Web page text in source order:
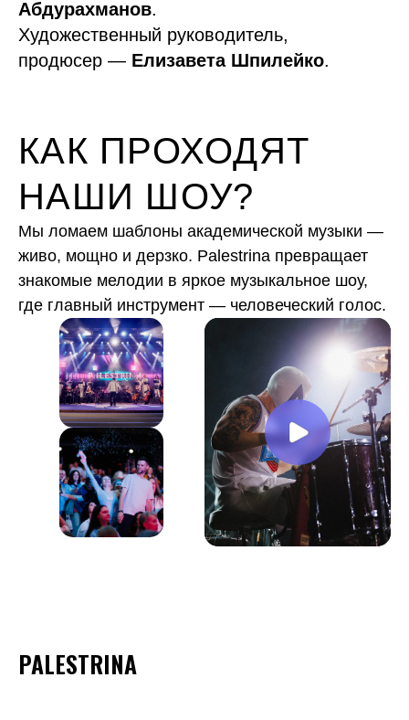
Абдурахманов.
Художественный руководитель,
продюсер — Елизавета Шпилейко.
КАК ПРОХОДЯТ
НАШИ ШОУ?
Мы ломаем шаблоны академической музыки —
живо, мощно и дерзко. Palestrina превращает
знакомые мелодии в яркое музыкальное шоу,
где главный инструмент — человеческий голос.
PALESTRINA